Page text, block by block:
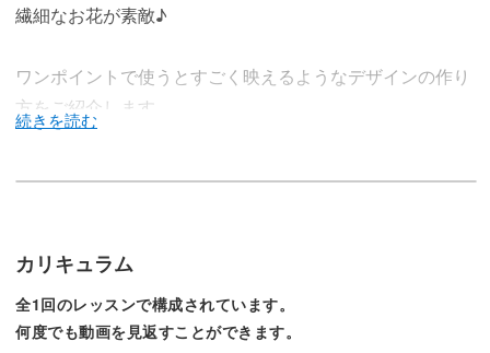
繊細なお花が素敵♪
ワンポイントで使うとすごく映えるようなデザインの作り
方をご紹介します。
の表現を身につけて行きましょう♪
今回はパープル系のカラーでご紹介しますが、お好きなカ
カリキュラム
全1回のレッスンで構成されています。
何度でも動画を見返すことができます。